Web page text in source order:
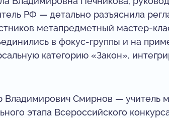
РФ — детально разъяснила
метапредметный мастер-
в фокус-группы и на
категорию «Закон»,
Владимирович Смирнов —
этапа Всероссийского